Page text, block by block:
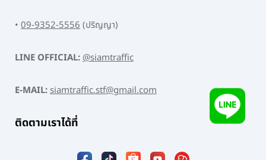
• 09-9352-5556(ปริญญา)
LINE OFFICIAL:@siamtraffic
E-MAIL:siamtraffic.stf@gmail.com
ติดตามเราได้ที่